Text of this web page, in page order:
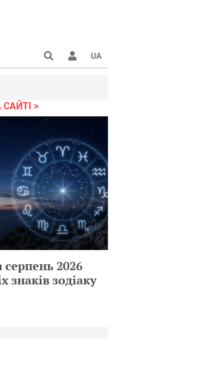
UA
серпень 2026
знаків зодіаку